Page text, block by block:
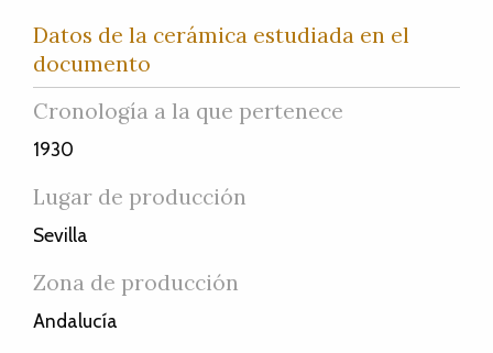
Datos de la cerámica estudiada en el
documento
Cronología a la que pertenece
1930
Lugar de producción
Sevilla
Zona de producción
Andalucía